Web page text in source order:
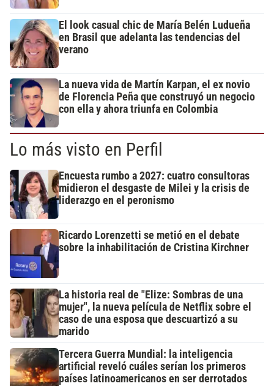
El look casual chic de María Belén Ludueña
en Brasil que adelanta las tendencias del
verano
La nueva vida de Martín Karpan, el ex novio
de Florencia Peña que construyó un negocio
con ella y ahora triunfa en Colombia
Lo más visto en Perfil
Encuesta rumbo a 2027: cuatro consultoras
midieron el desgaste de Milei y la crisis de
liderazgo en el peronismo
Ricardo Lorenzetti se metió en el debate
sobre la inhabilitación de Cristina Kirchner
La historia real de "Elize: Sombras de una
mujer", la nueva película de Netflix sobre el
caso de una esposa que descuartizó a su
marido
Tercera Guerra Mundial: la inteligencia
artificial reveló cuáles serían los primeros
países latinoamericanos en ser derrotados